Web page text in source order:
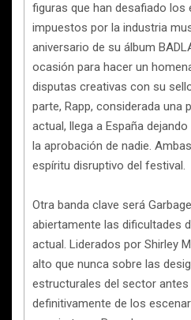
figuras que han desafiado los
impuestos por la industria
aniversario de su álbum
ocasión para hacer un
disputas creativas con su
parte, Rapp, considerada una
actual, llega a España
la aprobación de nadie.
espíritu disruptivo del festival.
Otra banda clave será
abiertamente las dificultades
actual. Liderados por Shirley
alto que nunca sobre las
estructurales del sector antes
definitivamente de los